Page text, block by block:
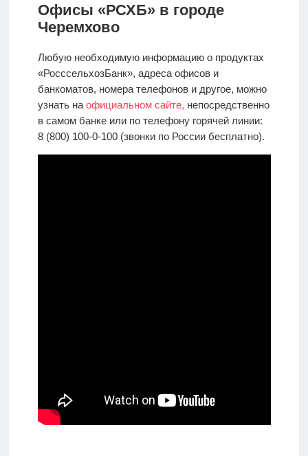
Офисы «РСХБ» в городе
Черемхово
Любую необходимую информацию о продуктах
«РосссельхозБанк», адреса офисов и
банкоматов, номера телефонов и другое, можно
узнать на официальном сайте, непосредственно
в самом банке или по телефону горячей линии:
8 (800) 100-0-100 (звонки по России бесплатно).